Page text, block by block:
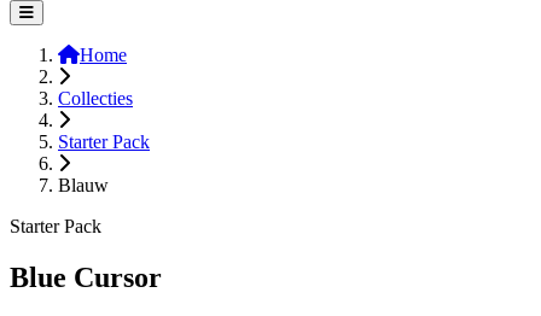
Home
Collecties
Starter Pack
Blauw
Starter Pack
Blue Cursor